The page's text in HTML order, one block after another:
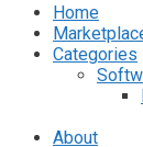
Home
Categories
About